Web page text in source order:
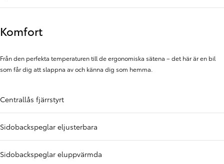
Komfort
Från den perfekta temperaturen till de ergonomiska sätena – det här är en bil
som får dig att slappna av och känna dig som hemma.
Centrallås fjärrstyrt
Sidobackspeglar eljusterbara
Sidobackspeglar eluppvärmda